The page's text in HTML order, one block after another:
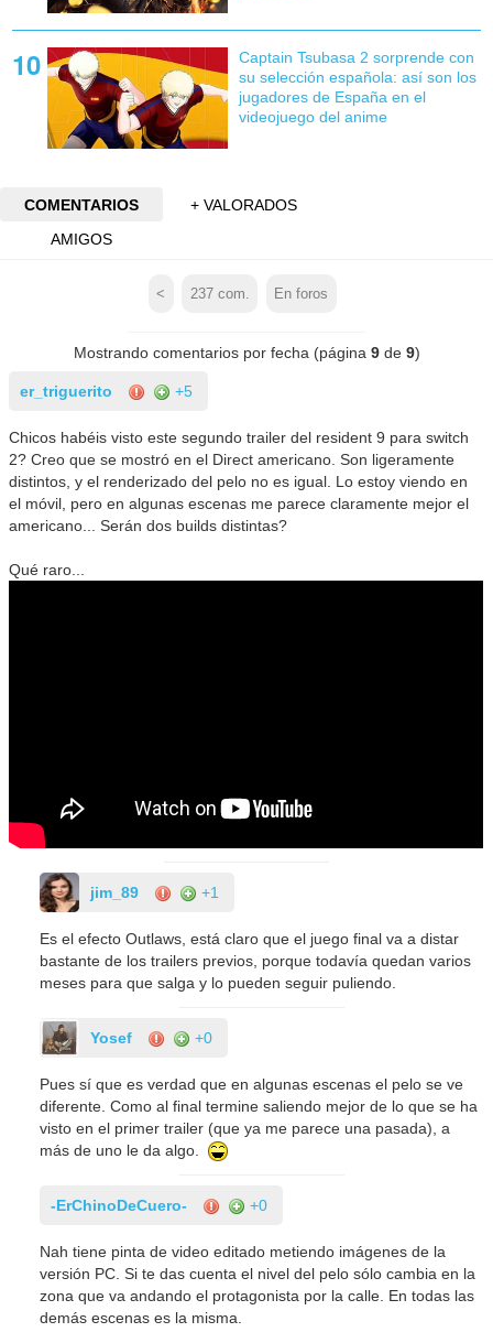
Captain Tsubasa 2 sorprende con
su selección española: así son los
jugadores de España en el
videojuego del anime
COMENTARIOS
+ VALORADOS
AMIGOS
< 237com. En foros
Mostrando comentarios por fecha (página 9de 9)
er_triguerito +5
Chicos habéis visto este segundo trailer del resident 9 para switch
2? Creo que se mostró en el Direct americano. Son ligeramente
distintos, y el renderizado del pelo no es igual. Lo estoy viendo en
el móvil, pero en algunas escenas me parece claramente mejor el
americano... Serán dos builds distintas?
Qué raro...
jim_89 +1
Es el efecto Outlaws, está claro que el juego final va a distar
bastante de los trailers previos, porque todavía quedan varios
meses para que salga y lo pueden seguir puliendo.
Yosef +0
Pues sí que es verdad que en algunas escenas el pelo se ve
diferente. Como al final termine saliendo mejor de lo que se ha
visto en el primer trailer (que ya me parece una pasada), a
más de uno le da algo.
-ErChinoDeCuero- +0
Nah tiene pinta de video editado metiendo imágenes de la
versión PC. Si te das cuenta el nivel del pelo sólo cambia en la
zona que va andando el protagonista por la calle. En todas las
demás escenas es la misma.